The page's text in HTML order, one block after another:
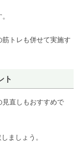
トレも併せて実施す
ト
直しもおすすめで
ましょう。